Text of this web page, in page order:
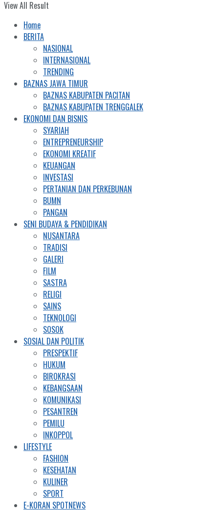
View All Result
Home
BERITA
NASIONAL
INTERNASIONAL
TRENDING
BAZNAS JAWA TIMUR
BAZNAS KABUPATEN PACITAN
BAZNAS KABUPATEN TRENGGALEK
EKONOMI DAN BISNIS
SYARIAH
ENTREPRENEURSHIP
EKONOMI KREATIF
KEUANGAN
INVESTASI
PERTANIAN DAN PERKEBUNAN
BUMN
PANGAN
SENI BUDAYA & PENDIDIKAN
NUSANTARA
TRADISI
GALERI
FILM
SASTRA
RELIGI
SAINS
TEKNOLOGI
SOSOK
SOSIAL DAN POLITIK
PRESPEKTIF
HUKUM
BIROKRASI
KEBANGSAAN
KOMUNIKASI
PESANTREN
PEMILU
INKOPPOL
LIFESTYLE
FASHION
KESEHATAN
KULINER
SPORT
E-KORAN SPOTNEWS